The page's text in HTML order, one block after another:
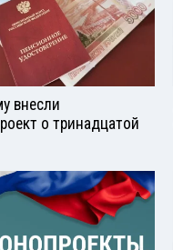
внесли
о тринадцатой